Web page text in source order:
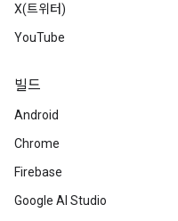
X(트위터)
YouTube
빌드
Android
Chrome
Firebase
Google AI Studio